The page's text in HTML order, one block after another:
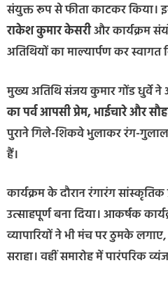
संयुक्त रूप से फीता काटकर किया।
राकेश कुमार केसरीऔर कार्यक्रम
अतिथियों का माल्यार्पण कर स्वागत
मुख्य अतिथि संजय कुमार गोंड धुर्वे
का पर्व आपसी प्रेम, भाईचारे और
पुराने गिले-शिकवे भुलाकर रंग-
हैं।
कार्यक्रम के दौरान रंगारंग
उत्साहपूर्ण बना दिया। आकर्षक
व्यापारियों ने भी मंच पर ठुमके
सराहा। वहीं समारोह में पारंपरिक